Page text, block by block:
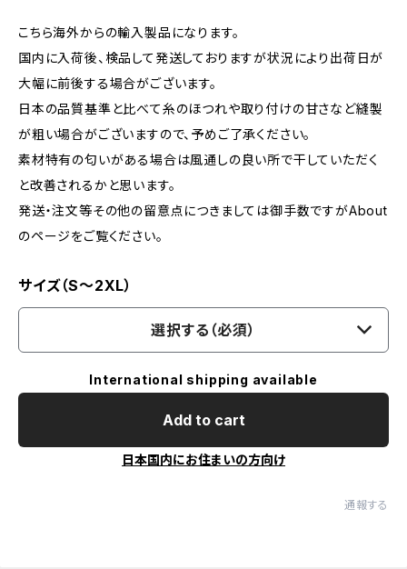
こちら海外からの輸入製品になります。
国内に入荷後、検品して発送しておりますが状況により出荷日が
大幅に前後する場合がございます。
日本の品質基準と比べて糸のほつれや取り付けの甘さなど縫製
が粗い場合がございますので、予めご了承ください。
素材特有の匂いがある場合は風通しの良い所で干していただく
と改善されるかと思います。
発送・注文等その他の留意点につきましては御手数ですがAbout
のページをご覧ください。
サイズ（S～2XL）
選択する（必須）
International shipping available
Add to cart
日本国内にお住まいの方向け
通報する